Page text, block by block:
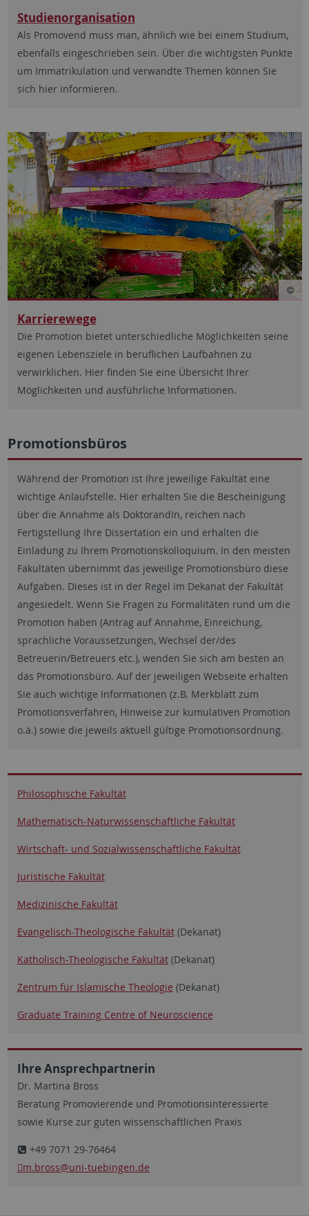
Studienorganisation
Als Promovend muss man, ähnlich wie bei einem Studium,
ebenfalls eingeschrieben sein. Über die wichtigsten Punkte
um Immatrikulation und verwandte Themen können Sie
sich hier informieren.
Karrierewege
Die Promotion bietet unterschiedliche Möglichkeiten seine
eigenen Lebensziele in beruflichen Laufbahnen zu
verwirklichen. Hier finden Sie eine Übersicht Ihrer
Möglichkeiten und ausführliche Informationen.
Promotionsbüros
Während der Promotion ist Ihre jeweilige Fakultät eine
wichtige Anlaufstelle. Hier erhalten Sie die Bescheinigung
über die Annahme als DoktorandIn, reichen nach
Fertigstellung Ihre Dissertation ein und erhalten die
Einladung zu Ihrem Promotionskolloquium. In den meisten
Fakultäten übernimmt das jeweilige Promotionsbüro diese
Aufgaben. Dieses ist in der Regel im Dekanat der Fakultät
angesiedelt. Wenn Sie Fragen zu Formalitäten rund um die
Promotion haben (Antrag auf Annahme, Einreichung,
sprachliche Voraussetzungen, Wechsel der/des
Betreuerin/Betreuers etc.), wenden Sie sich am besten an
das Promotionsbüro. Auf der jeweiligen Webseite erhalten
Sie auch wichtige Informationen (z.B. Merkblatt zum
Promotionsverfahren, Hinweise zur kumulativen Promotion
o.ä.) sowie die jeweils aktuell gültige Promotionsordnung.
Philosophische Fakultät
Mathematisch-Naturwissenschaftliche Fakultät
Wirtschaft- und Sozialwissenschaftliche Fakultät
Juristische Fakultät
Medizinische Fakultät
Evangelisch-Theologische Fakultät(Dekanat)
Katholisch-Theologische Fakultät(Dekanat)
Zentrum für Islamische Theologie (Dekanat)
Graduate Training Centre of Neuroscience
Ihre Ansprechpartnerin
Dr. Martina Bross
Beratung Promovierende und Promotionsinteressierte
sowie Kurse zur guten wissenschaftlichen Praxis
+49 7071 29-76464
m.bross@uni-tuebingen.de